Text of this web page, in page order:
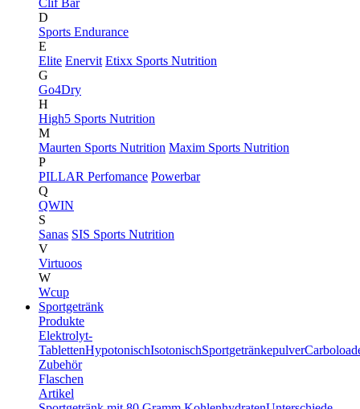
Clif Bar
D
Sports Endurance
E
Elite Enervit Etixx Sports Nutrition
G
Go4Dry
H
High5 Sports Nutrition
M
Maurten Sports Nutrition Maxim Sports Nutrition
P
PILLAR Perfomance Powerbar
Q
QWIN
S
Sanas SIS Sports Nutrition
V
Virtuoos
W
Wcup
Sportgetränk
Produkte
Elektrolyt-
TablettenHypotonischIsotonischSportgetränkepulver
Zubehör
Flaschen
Artikel